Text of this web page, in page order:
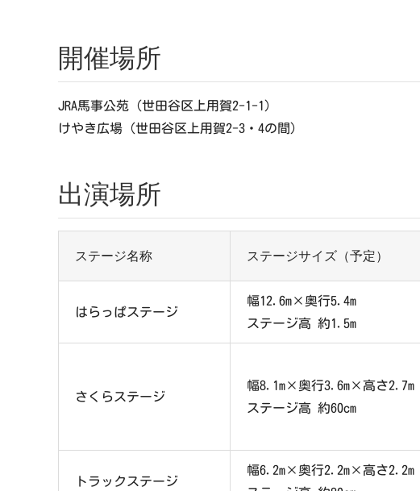
開催場所
JRA馬事公苑（世田谷区上用賀2-1-1）
けやき広場（世田谷区上用賀2-3・4の間）
出演場所
ステージ名称 ステージサイズ（予定）
はらっぱステージ
幅12.6m×奥行5.4m
ステージ高 約1.5m
さくらステージ
幅8.1m×奥行3.6m×高さ2.7m
ステージ高 約60cm
トラックステージ
幅6.2m×奥行2.2m×高さ2.2m